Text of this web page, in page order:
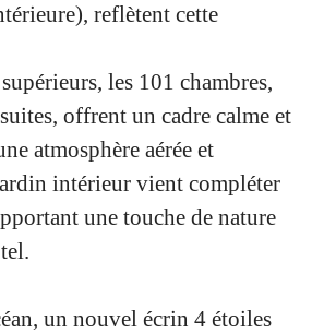
reflètent cette
les 101 chambres,
offrent un cadre calme et
atmosphère aérée et
intérieur vient compléter
une touche de nature
un nouvel écrin 4 étoiles